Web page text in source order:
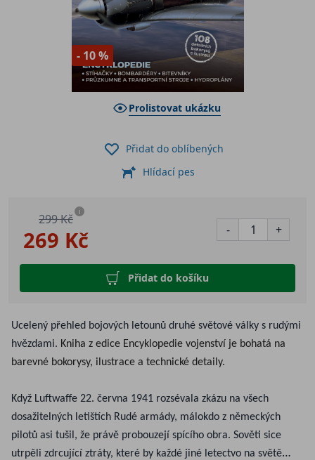
- 10 %
Prolistovat ukázku
269 Kč
299 Kč i
- +
Přidat do košíku
Přidat do oblíbených
Hlídací pes
Ucelený přehled bojových letounů druhé světové války s rudými
hvězdami. Kniha z edice Encyklopedie vojenství je bohatá na
barevné bokorysy, ilustrace a technické detaily.
Když Luftwaffe 22. června 1941 rozsévala zkázu na všech
dosažitelných letištích Rudé armády, málokdo z německých
pilotů asi tušil, že právě probouzejí spícího obra. Sověti sice
utrpěli zdrcující ztráty, které by každé jiné letectvo na světě